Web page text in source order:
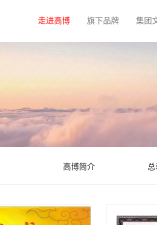
走进高博 旗下品牌 集团
高博简介